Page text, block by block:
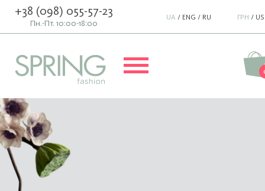
+38 (098) 055-57-23
Пн.-Пт. 10:00-18:00
UA / ENG / RU ГРН /